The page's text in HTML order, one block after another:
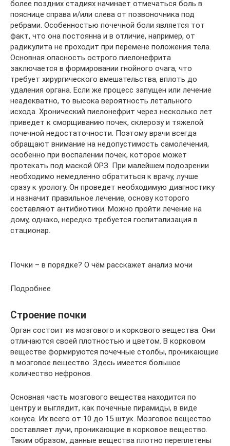
более поздних стадиях начинает отмечаться боль в
пояснице справа и/или слева от позвоночника под
ребрами. Особенностью почечной боли является тот
факт, что она постоянна и в отличие, например, от
радикулита не проходит при перемене положения тела.
Основная опасность острого пиелонефрита
заключается в формировании гнойного очага, что
требует хирургического вмешательства, вплоть до
удаления органа. Если же процесс запущен или лечение
неадекватно, то высока вероятность летального
исхода. Хронический пиелонефрит через несколько лет
приведет к сморщиванию почек, склерозу и тяжелой
почечной недостаточности. Поэтому врачи всегда
обращают внимание на недопустимость самолечения,
особенно при воспалении почек, которое может
протекать под маской ОРЗ. При малейшем подозрении
необходимо немедленно обратиться к врачу, лучше
сразу к урологу. Он проведет необходимую диагностику
и назначит правильное лечение, основу которого
составляют антибиотики. Можно пройти лечение на
дому, однако, нередко требуется госпитализация в
стационар.
Почки – в порядке? О чём расскажет анализ мочи
Подробнее
Строение почки
Орган состоит из мозгового и коркового вещества. Они
отличаются своей плотностью и цветом. В корковом
веществе формируются почечные столбы, проникающие
в мозговое вещество. Здесь имеется большое
количество нефронов.
Основная часть мозгового вещества находится по
центру и выглядит, как почечные пирамиды, в виде
конуса. Их всего от 10 до 15 штук. Мозговое вещество
составляет лучи, проникающие в корковое вещество.
Таким образом, данные вещества плотно переплетены